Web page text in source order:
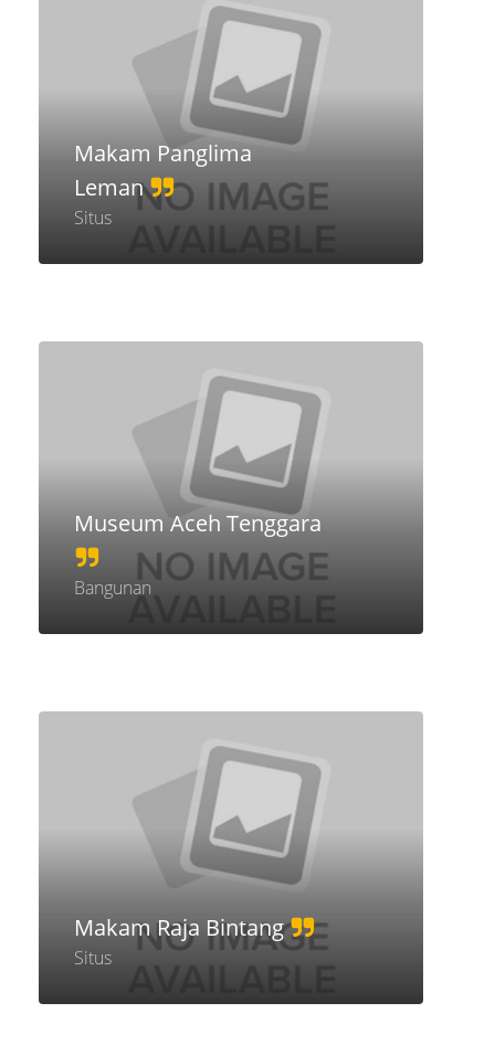
Makam Panglima
Leman
Situs
Museum Aceh Tenggara
Bangunan
Makam Raja Bintang
Situs